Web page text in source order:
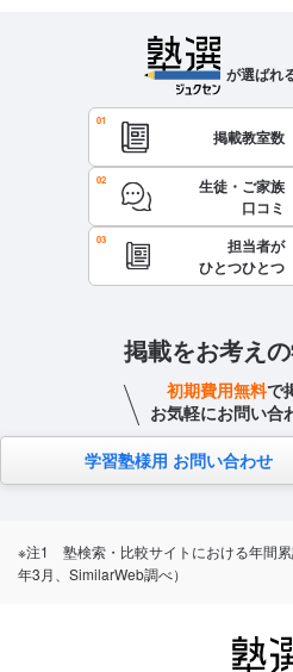
が選ばれ
掲載教室数
生徒・ご家族
口コミ
担当者が
ひとつひとつ
掲載をお考え
初期費用無料で
お気軽にお問い合
学習塾様用 お問い合わせ
※注1 塾検索・比較サイトにおける年間
年3月、SimilarWeb調べ）